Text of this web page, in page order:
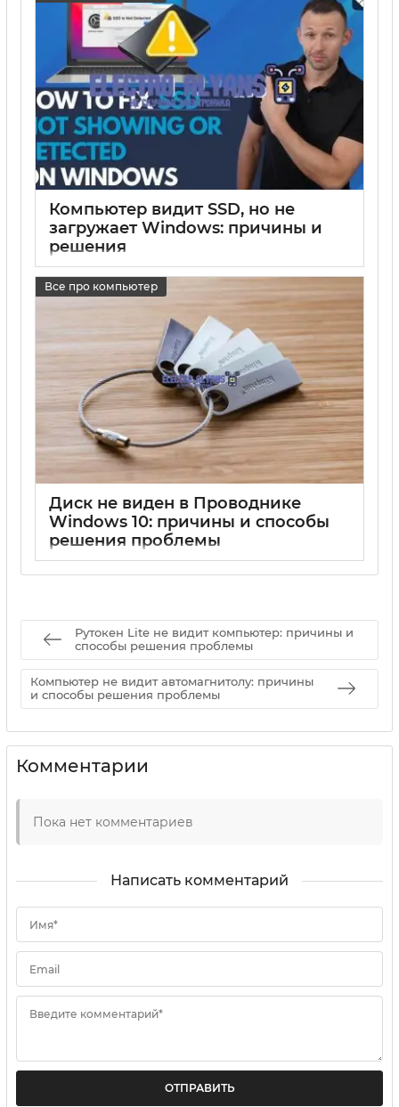
Компьютер видит SSD, но не
загружает Windows: причины и
решения
Все про компьютер
Диск не виден в Проводнике
Windows 10: причины и способы
решения проблемы
Рутокен Lite не видит компьютер: причины и
способы решения проблемы
Компьютер не видит автомагнитолу: причины
и способы решения проблемы
Комментарии
Пока нет комментариев
Написать комментарий
Имя*
Email
Введите комментарий*
ОТПРАВИТЬ